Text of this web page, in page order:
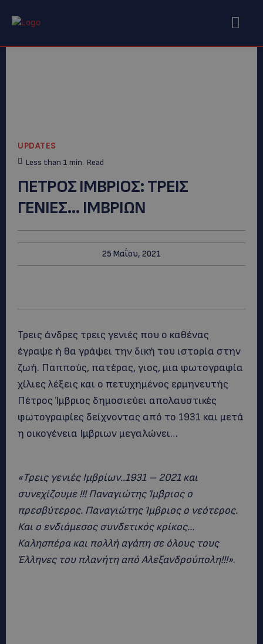
UPDATES
Less than 1 min. Read
ΠΕΤΡΟΣ ΙΜΒΡΙΟΣ: TΡΕΙΣ
ΓΕΝΙΕΣ… ΙΜΒΡΙΩΝ
25 Μαΐου, 2021
Τρεις άνδρες τρεις γενιές που ο καθένας
έγραψε ή θα γράψει την δική του ιστορία στην
ζωή. Παππούς, πατέρας, γιος, μια φωτογραφία
χίλιες λέξεις και ο πετυχημένος ερμηνευτής
Πέτρος Ίμβριος δημοσιεύει απολαυστικές
φωτογραφίες δείχνοντας από το 1931 και μετά
η οικογένεια Ιμβριων μεγαλώνει…
«Τρεις γενιές Ιμβρίων..1931 – 2021 και
συνεχίζουμε !!! Παναγιώτης Ίμβριος ο
πρεσβύτερος. Παναγιώτης Ίμβριος ο νεότερος.
Και ο ενδιάμεσος συνδετικός κρίκος…
Καλησπέρα και πολλή αγάπη σε όλους τους
Έλληνες του πλανήτη από Αλεξανδρούπολη!!!».